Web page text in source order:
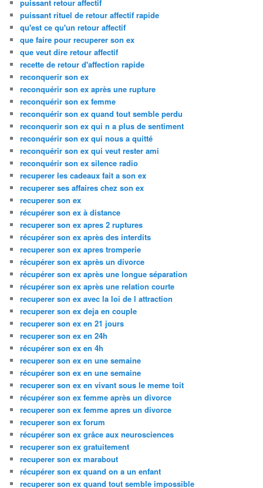
puissant retour affectif
puissant rituel de retour affectif rapide
qu'est ce qu'un retour affectif
que faire pour recuperer son ex
que veut dire retour affectif
recette de retour d'affection rapide
reconquerir son ex
reconquérir son ex après une rupture
reconquérir son ex femme
reconquérir son ex quand tout semble perdu
reconquerir son ex qui n a plus de sentiment
reconquérir son ex qui nous a quitté
reconquérir son ex qui veut rester ami
reconquérir son ex silence radio
recuperer les cadeaux fait a son ex
recuperer ses affaires chez son ex
recuperer son ex
récupérer son ex à distance
recuperer son ex apres 2 ruptures
récupérer son ex après des interdits
recuperer son ex apres tromperie
récupérer son ex après un divorce
récupérer son ex après une longue séparation
récupérer son ex après une relation courte
recuperer son ex avec la loi de l attraction
recuperer son ex deja en couple
recuperer son ex en 21 jours
recuperer son ex en 24h
récupérer son ex en 4h
recuperer son ex en une semaine
récupérer son ex en une semaine
recuperer son ex en vivant sous le meme toit
récupérer son ex femme après un divorce
recuperer son ex femme apres un divorce
recuperer son ex forum
récupérer son ex grâce aux neurosciences
recuperer son ex gratuitement
recuperer son ex marabout
récupérer son ex quand on a un enfant
recuperer son ex quand tout semble impossible